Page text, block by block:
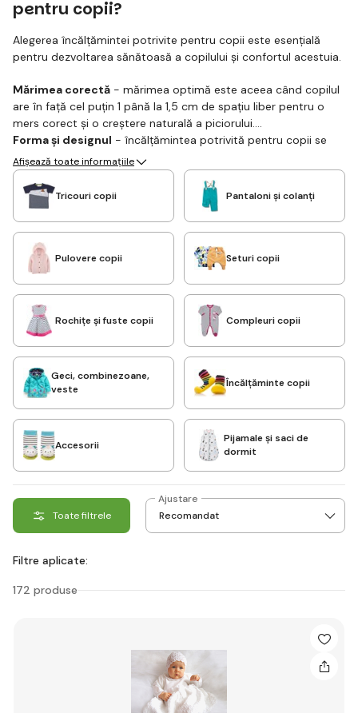
pentru copii?
Alegerea încălțămintei potrivite pentru copii este esențială
pentru dezvoltarea sănătoasă a copilului și confortul acestuia.
Mărimea corectă - mărimea optimă este aceea când copilul
are în față cel puțin 1 până la 1,5 cm de spațiu liber pentru o
mers corect și o creștere naturală a piciorului.
Forma și designul - încălțămintea potrivită pentru copii se
caracterizează printr-un vârf rotunjit, astfel încât să fie
spațioasă și să ofere suficient loc pentru degetele copilului.
Materialul pantofilor pentru copii- cele mai potrivite
materiale sunt pielea sau țesătura, care sunt moi și respirabile.
Afișează toate informațiile
Tricouri copii Pantaloni și colanți
Pulovere copii Seturi copii
Rochițe și fuste copii Compleuri copii
Geci, combinezoane,
veste
Încălțăminte copii
Accesorii
Pijamale și saci de
dormit
Toate filtrele
Ajustare
Filtre aplicate:
172 produse